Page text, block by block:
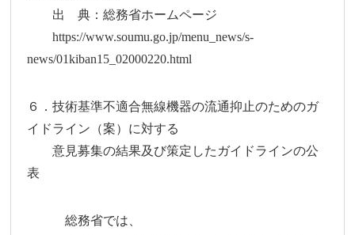
出 典：総務省ホームページ
https://www.soumu.go.jp/menu_news/s-
news/01kiban15_02000220.html
６．技術基準不適合無線機器の流通抑止のためのガ
イドライン（案）に対する
意見募集の結果及び策定したガイドラインの公
表
総務省では、